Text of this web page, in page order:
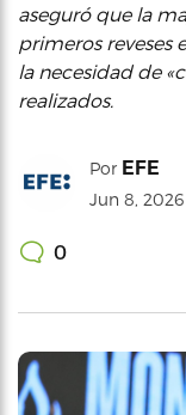
aseguró que la
primeros reveses
la necesidad de
realizados.
Por EFE
Jun 8, 2026
0